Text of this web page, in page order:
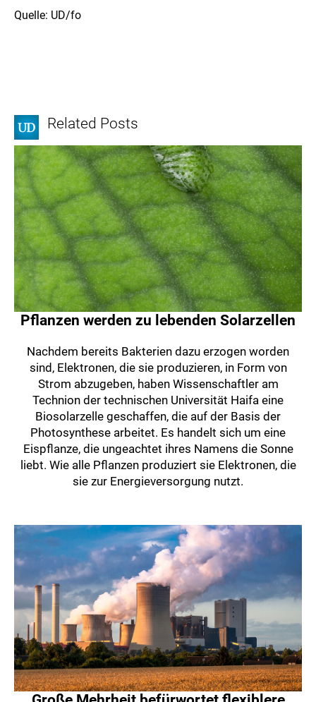
Quelle: UD/fo
Related Posts
Pflanzen werden zu lebenden Solarzellen
Nachdem bereits Bakterien dazu erzogen worden
sind, Elektronen, die sie produzieren, in Form von
Strom abzugeben, haben Wissenschaftler am
Technion der technischen Universität Haifa eine
Biosolarzelle geschaffen, die auf der Basis der
Photosynthese arbeitet. Es handelt sich um eine
Eispflanze, die ungeachtet ihres Namens die Sonne
liebt. Wie alle Pflanzen produziert sie Elektronen, die
sie zur Energieversorgung nutzt.